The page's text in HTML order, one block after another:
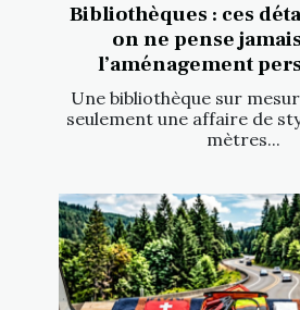
Bibliothèques : ces
on ne pense
l’aménagement
Une bibliothèque sur
seulement une affaire de
mètres...